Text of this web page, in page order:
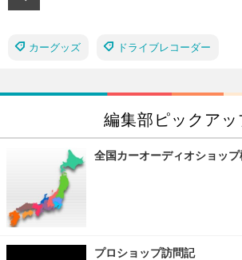
カーグッズ ドライブレコーダー
編集部ピックアッ
全国カーオーディオショップ
プロショップ訪問記